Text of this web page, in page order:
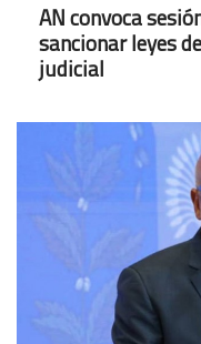
AN convoca
sancionar leyes
judicial